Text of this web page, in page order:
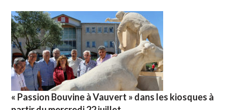
« Passion Bouvine à Vauvert » dans les kiosques à